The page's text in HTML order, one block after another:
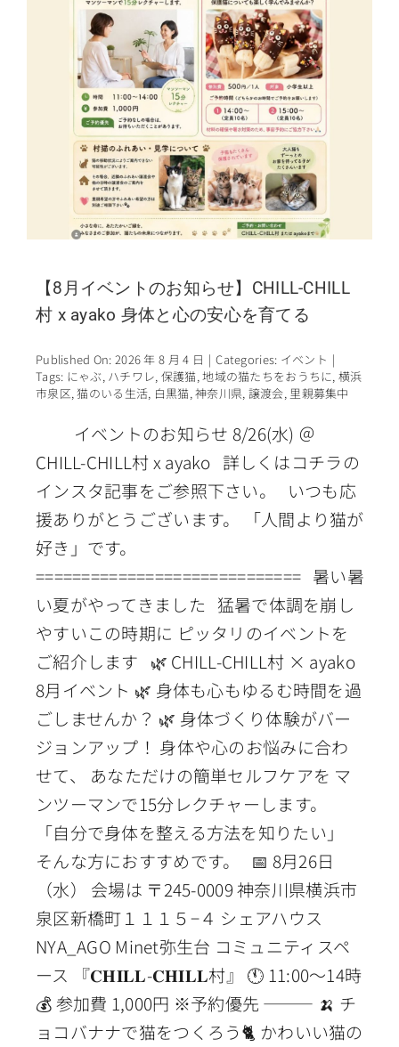
【8月イベントのお知らせ】CHILL-CHILL
村 x ayako 身体と心の安心を育てる
Published On: 2026 年 8 月 4 日 | Categories: イベント |
Tags: にゃぶ, ハチワレ, 保護猫,地域の猫たちをおうちに,横浜
市泉区,猫のいる生活, 白黒猫,神奈川県, 譲渡会, 里親募集中
イベントのお知らせ 8/26(水) ＠
CHILL-CHILL村 x ayako 詳しくはコチラの
インスタ記事をご参照下さい。 いつも応
援ありがとうございます。 「人間より猫が
好き」です。
============================= 暑い暑
い夏がやってきました 猛暑で体調を崩し
やすいこの時期に ピッタリのイベントを
ご紹介します 🌿 CHILL-CHILL村 × ayako
8月イベント 🌿 身体も心もゆるむ時間を過
ごしませんか？ 🌿 身体づくり体験がバー
ジョンアップ！ 身体や心のお悩みに合わ
せて、 あなただけの簡単セルフケアを マ
ンツーマンで15分レクチャーします。
「自分で身体を整える方法を知りたい」
そんな方におすすめです。 📅 8月26日
（水） 会場は 〒245-0009 神奈川県横浜市
泉区新橋町１１１５−４ シェアハウス
NYA_AGO Minet弥生台 コミュニティスペ
ース 『𝐂𝐇𝐈𝐋𝐋-𝐂𝐇𝐈𝐋𝐋村』 🕚 11:00〜14時
💰 参加費 1,000円 ※予約優先 ⸻ 🍌 チ
ョコバナナで猫をつくろう🐈 かわいい猫の